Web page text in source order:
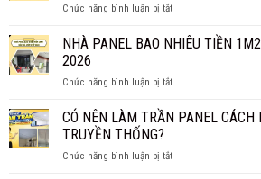
Chức năng bình luận bị tắtở
PANEL
GIÁ
NHIÊU
GIÁ
NHÀ PANEL BAO NHIÊU TIỀN
2026
Chức năng bình luận bị tắtở
PANEL
TIỀN
CÓ NÊN LÀM TRẦN PANEL CÁCH
TRUYỀN THỐNG?
Chức năng bình luận bị tắtở